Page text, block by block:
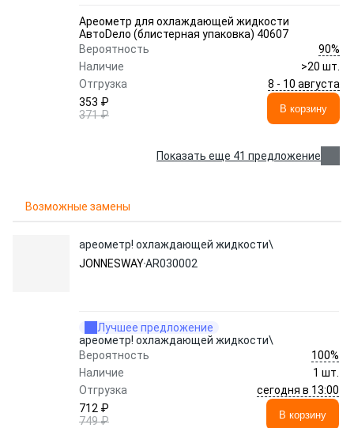
Ареометр для охлаждающей жидкости
АвтоDело (блистерная упаковка) 40607
Вероятность
90%
Наличие
>20 шт.
Отгрузка
8 - 10 августа
353 ₽
371 ₽
В корзину
Показать еще 41 предложение
Возможные замены
ареометр! охлаждающей жидкости\
JONNESWAYAR030002
Лучшее предложение
ареометр! охлаждающей жидкости\
Вероятность
100%
Наличие
1 шт.
Отгрузка
сегодня в 13:00
712 ₽
749 ₽
В корзину